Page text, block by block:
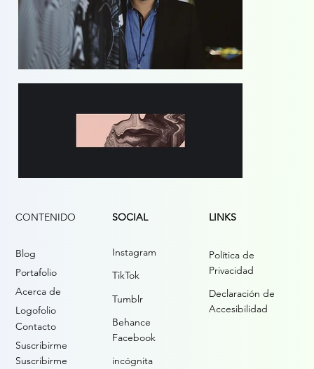
CONTENIDO
Acerca de
Portafolio
Suscribirme
Blog
Logofolio
Contacto
Suscribirme
SOCIAL
Behance
Instagram
TikTok
Tumblr
Facebook
incógnita
LINKS
Política de
Privacidad
Declaración de
Accesibilidad